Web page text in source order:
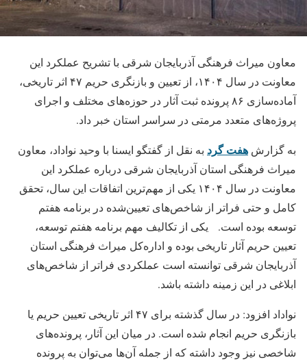
معاون میراث فرهنگی آذربایجان شرقی با تشریح عملکرد این
معاونت در سال ۱۴۰۴، از تعیین و بازنگری حریم ۴۷ اثر تاریخی،
آماده‌سازی ٨۶ پرونده ثبت آثار در حوزه‌های مختلف و اجرای
پروژه‌های متعدد مرمتی در سراسر استان خبر داد.
به گزارش هفت گرد به نقل از گفتگو ایسنا با وحید نواداد، معاون
میراث فرهنگی استان آذربایجان شرقی درباره عملکرد این
معاونت در سال ۱۴۰۴ یکی از مهم‌ترین اتفاقات این سال، تحقق
کامل و حتی فراتر از شاخص‌های تعیین‌شده در برنامه هفتم
توسعه بوده است. یکی از تکالیف مهم برنامه هفتم توسعه،
تعیین حریم آثار تاریخی بوده و اداره‌کل میراث فرهنگی استان
آذربایجان شرقی توانسته است عملکردی فراتر از شاخص‌های
ابلاغی در این زمینه داشته باشد.
نواداد افزود: در سال گذشته برای ۴۷ اثر تاریخی تعیین حریم یا
بازنگری حریم انجام شده است. در میان این آثار، پرونده‌های
شاخصی نیز وجود داشته که از جمله آن‌ها می‌توان به پرونده